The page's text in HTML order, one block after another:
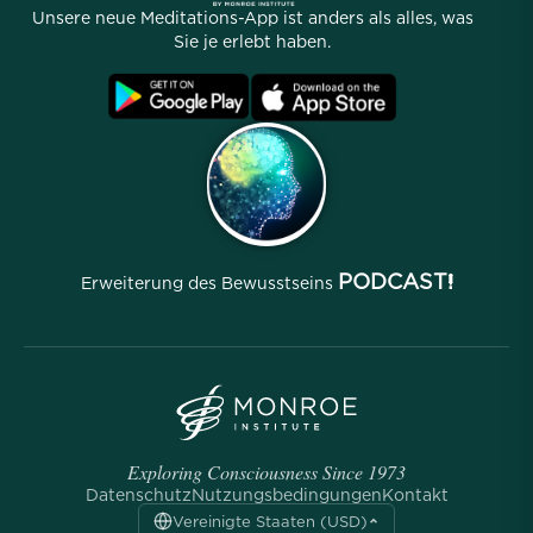
Häufig gestellte Fragen
Nutzungsbedingungen
Unsere neue Meditations-App ist anders als alles, was
Sie je erlebt haben.
Erweiterung des Bewusstseins PODCAST!
Exploring Consciousness Since 1973
DatenschutzNutzungsbedingungenKontakt
Vereinigte Staaten (USD)